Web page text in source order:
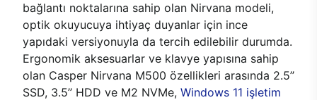
bağlantı noktalarına sahip olan Nirvana modeli,
optik okuyucuya ihtiyaç duyanlar için ince
yapıdaki versiyonuyla da tercih edilebilir durumda.
Ergonomik aksesuarlar ve klavye yapısına sahip
olan Casper Nirvana M500 özellikleri arasında 2.5’’
SSD, 3.5’’ HDD ve M2 NVMe, Windows 11 işletim